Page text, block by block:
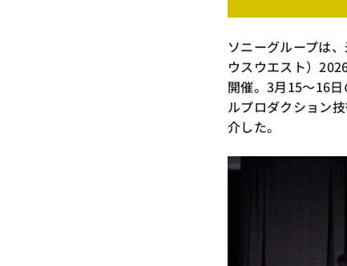
ソニーグループは
ウスウエスト）
開催。3月15〜16
ルプロダクション
介した。